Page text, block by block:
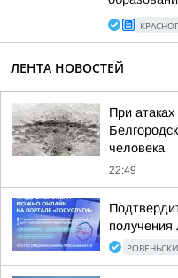
ЛЕНТА НОВОСТЕЙ
При
человека
22:49
получения